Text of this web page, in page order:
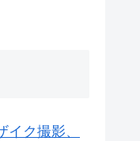
イク撮影、